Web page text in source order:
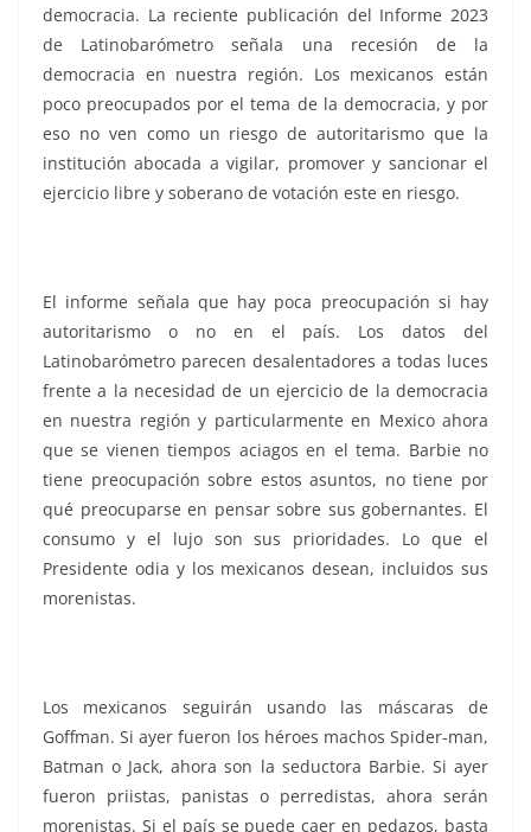
democracia. La reciente publicación del Informe 2023
de Latinobarómetro señala una recesión de la
democracia en nuestra región. Los mexicanos están
poco preocupados por el tema de la democracia, y por
eso no ven como un riesgo de autoritarismo que la
institución abocada a vigilar, promover y sancionar el
ejercicio libre y soberano de votación este en riesgo.
El informe señala que hay poca preocupación si hay
autoritarismo o no en el país. Los datos del
Latinobarómetro parecen desalentadores a todas luces
frente a la necesidad de un ejercicio de la democracia
en nuestra región y particularmente en Mexico ahora
que se vienen tiempos aciagos en el tema. Barbie no
tiene preocupación sobre estos asuntos, no tiene por
qué preocuparse en pensar sobre sus gobernantes. El
consumo y el lujo son sus prioridades. Lo que el
Presidente odia y los mexicanos desean, incluidos sus
morenistas.
Los mexicanos seguirán usando las máscaras de
Goffman. Si ayer fueron los héroes machos Spider-man,
Batman o Jack, ahora son la seductora Barbie. Si ayer
fueron priistas, panistas o perredistas, ahora serán
morenistas. Si el país se puede caer en pedazos, basta